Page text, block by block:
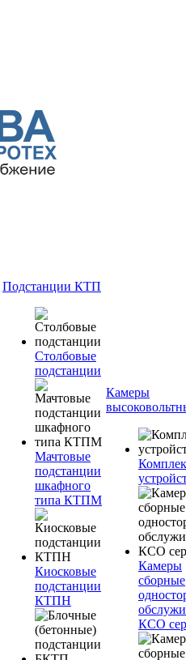
Подстанции КТП
Столбовые
подстанции
Мачтовые
подстанции
шкафного
типа КТПМ
Киосковые
подстанции
КТПН
Камеры
Камеры
сборные
КСО